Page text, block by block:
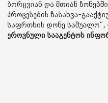
ბორცვიან და მთიან
პროცესების ჩასახვა-
საფრთხის დონე საშუალო“,
ეროვნული სააგენტოს